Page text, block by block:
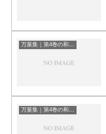
万葉集｜第4巻の和歌一覧
万葉集｜第4巻の和歌一覧